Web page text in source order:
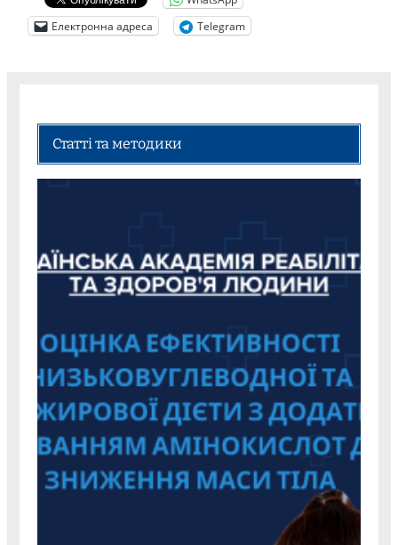
Електронна адреса
Telegram
Статті та методики